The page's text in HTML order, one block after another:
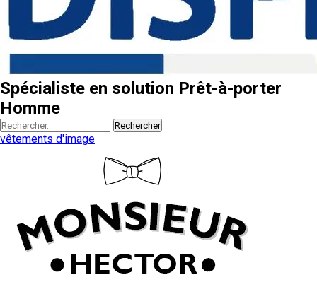
Spécialiste en solution Prêt-à-porter
Homme
Rechercher
vêtements d'image